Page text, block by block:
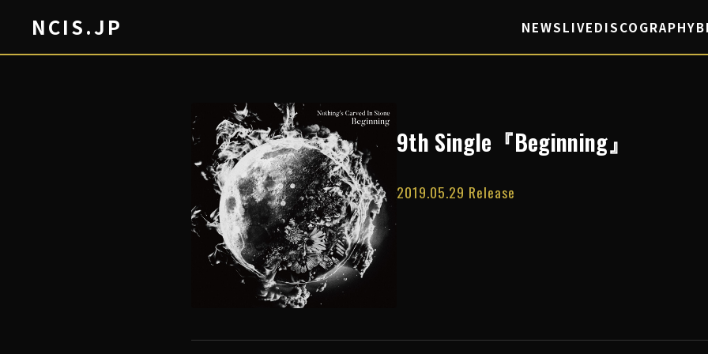
NCIS.JP NEWSLIVEDISCOGRAPHY
9th Single『Beginning』
2019.05.29 Release